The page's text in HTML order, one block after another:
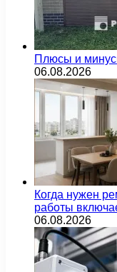
Плюсы и
06.08.2026
Когда нужен
работы
06.08.2026